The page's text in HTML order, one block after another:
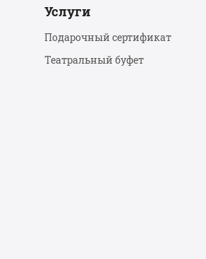
Услуги
Подарочный сертификат
Театральный буфет